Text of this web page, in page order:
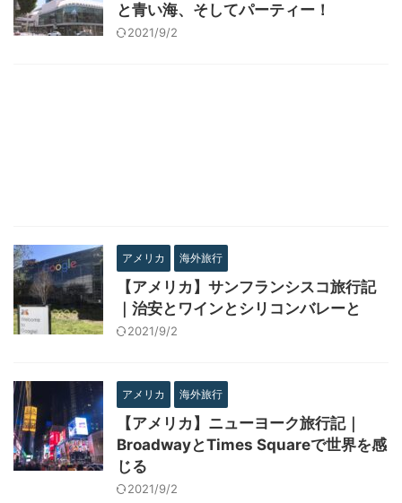
と青い海、そしてパーティー！
2021/9/2
アメリカ 海外旅行
【アメリカ】サンフランシスコ旅行記
｜治安とワインとシリコンバレーと
2021/9/2
アメリカ 海外旅行
【アメリカ】ニューヨーク旅行記｜
BroadwayとTimes Squareで世界を感
じる
2021/9/2